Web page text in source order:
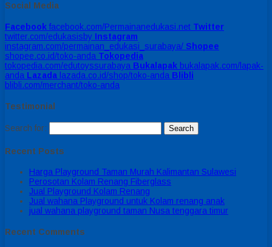
Social Media
Facebook facebook.com/Permainanedukasi.net Twitter
twitter.com/edukasisby Instagram
instagram.com/permainan_edukasi_surabaya/ Shopee
shopee.co.id/toko-anda Tokopedia
tokopedia.com/edutoyssurabaya Bukalapak bukalapak.com/lapak-
anda Lazada lazada.co.id/shop/toko-anda Blibli
blibli.com/merchant/toko-anda
Testimonial
Search for:
Recent Posts
Harga Playground Taman Murah Kalimantan Sulawesi
Perosotan Kolam Renang Fiberglass
Jual Playground Kolam Renang
Jual wahana Playground untuk Kolam renang anak
jual wahana playground taman Nusa tenggara timur
Recent Comments